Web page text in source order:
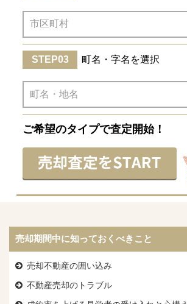
町名・字名を選択
ご希望のタイプで査定開始！
売却期間中に知っておくべきこと
売却不動産の囲い込み
不動産売却のトラブル